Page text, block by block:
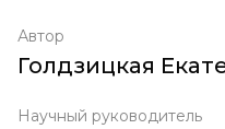
Автор
Голдзицкая
Научный руководитель